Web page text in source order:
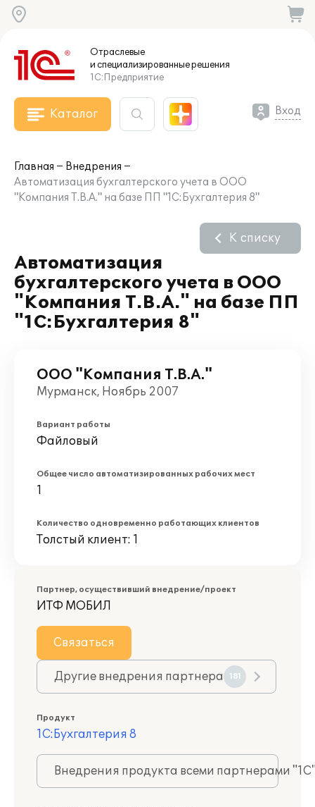
Отраслевые
и специализированныерешения
1С:Предприятие
Каталог Вход
Главная
Внедрения
Автоматизация бухгалтерского учета в ООО
"Компания Т.В.А." на базе ПП "1С:Бухгалтерия 8"
Автоматизация
бухгалтерского учета в ООО
"Компания Т.В.А." на базе ПП
"1С:Бухгалтерия 8"
К списку
ООО "Компания Т.В.А."
Мурманск, Ноябрь 2007
Вариант работы
Файловый
Общее число автоматизированных рабочих мест
1
Количество одновременно работающих клиентов
Толстый клиент: 1
Партнер, осуществивший внедрение/проект
ИТФ МОБИЛ
Связаться
Другие внедрения партнера 181
Продукт
1С:Бухгалтерия 8
Внедрения продукта всеми партнерами